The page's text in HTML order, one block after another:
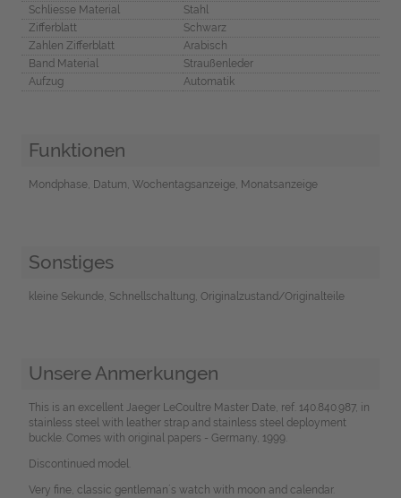
Schliesse Material
Stahl
Zifferblatt
Schwarz
Zahlen Zifferblatt
Arabisch
Band Material
Straußenleder
Aufzug
Automatik
Funktionen
Mondphase, Datum, Wochentagsanzeige, Monatsanzeige
Sonstiges
kleine Sekunde, Schnellschaltung, Originalzustand/Originalteile
Unsere Anmerkungen
This is an excellent Jaeger LeCoultre Master Date, ref. 140.840.987, in
stainless steel with leather strap and stainless steel deployment
buckle. Comes with original papers - Germany, 1999.
Discontinued model.
Very fine, classic gentleman´s watch with moon and calendar.